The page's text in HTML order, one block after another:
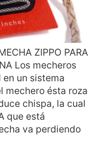
ZIPPO PARA
Los mecheros
un sistema
mechero ésta roza
chispa, la cual
que está
va perdiendo